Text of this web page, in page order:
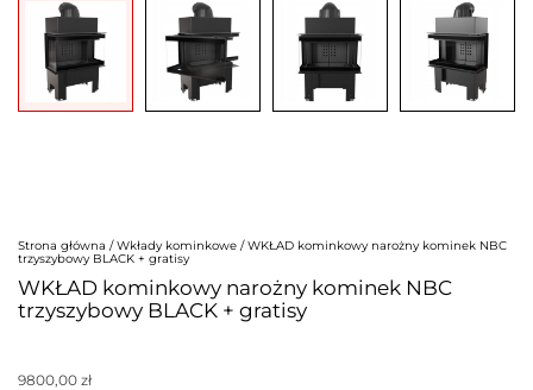
Strona główna /Wkłady kominkowe / WKŁAD kominkowy narożny kominek NBC
trzyszybowy BLACK + gratisy
WKŁAD kominkowy narożny kominek NBC
trzyszybowy BLACK + gratisy
9800,00 zł